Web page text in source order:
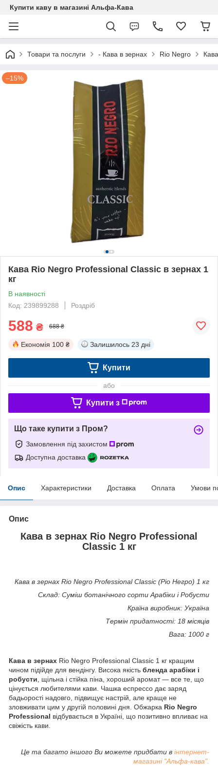
Купити каву в магазині Альфа-Кава
Товари та послуги - Кава в зернах Rio Negro
–15%
Кава Rio Negro Professional Classic в зернах 1
кг
В наявності
Код: 239899288
Роздріб
588 ₴ 688 ₴
Економія 100 ₴ Залишилось 23 дні
Купити
або
Купити з
Що таке купити з Пром?
Замовлення під захистом
Доступна доставка
Опис Характеристики Доставка Оплата Умови
Опис
Кава в зернах Rio Negro Professional
Classic 1 кг
Кава в зернах Rio Negro Professional Classic (Ріо Негро) 1 кг
Склад: Суміш ботанічного сорти Арабіки і Робусти
Країна виробник: Україна
Термін придатності: 18 місяців
Вага: 1000 г
Кава в зернах Rio Negro Professional Classic 1 кг кращим
чином підійде для вендінгу. Висока якість бленда арабіки і
робусти
щільна і стійка піна хороший аромат― все те що
цінується любителями кави Чашка еспрессо дає заряд
бадьорості надовго підвищує настрій але краще не
зловживати цим у другій половині дня Обжарка Rio Negro
Professional відбувається в Україні що позитивно впливає на
свіжість кави
Це та багато іншого Ви можете придбати в інтернет-
магазині "Альфа-кава".